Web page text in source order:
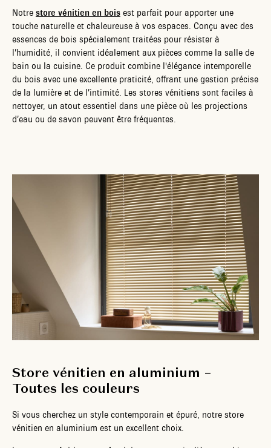
Notre store vénitien en bois est parfait pour apporter une
touche naturelle et chaleureuse à vos espaces. Conçu avec des
essences de bois spécialement traitées pour résister à
l’humidité, il convient idéalement aux pièces comme la salle de
bain ou la cuisine. Ce produit combine l'élégance intemporelle
du bois avec une excellente praticité, offrant une gestion précise
de la lumière et de l’intimité. Les stores vénitiens sont faciles à
nettoyer, un atout essentiel dans une pièce où les projections
d’eau ou de savon peuvent être fréquentes.
Store vénitien en aluminium –
Toutes les couleurs
Si vous cherchez un style contemporain et épuré, notre store
vénitien en aluminium est un excellent choix.